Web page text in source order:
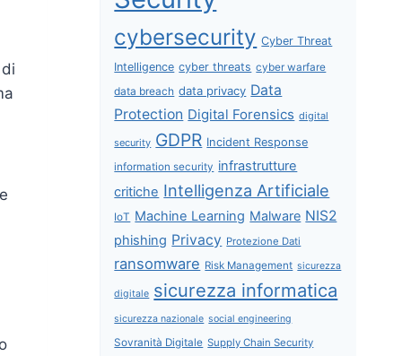
cybersecurity Cyber Threat
Intelligence cyber threats cyber warfare
data breach data privacy Data
Protection Digital Forensics digital
security GDPR Incident Response
information security infrastrutture
critiche Intelligenza Artificiale
IoT Machine Learning Malware NIS2
phishing Privacy Protezione Dati
ransomware Risk Management sicurezza
digitale sicurezza informatica
sicurezza nazionale social engineering
Sovranità Digitale Supply Chain Security